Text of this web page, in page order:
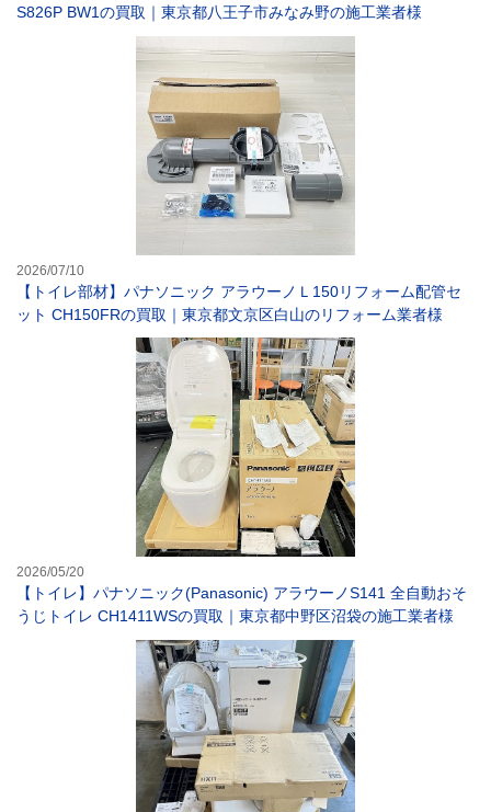
S826P BW1の買取｜東京都八王子市みなみ野の施工業者様
2026/07/10
【トイレ部材】パナソニック アラウーノＬ150リフォーム配管セ
ット CH150FRの買取｜東京都文京区白山のリフォーム業者様
2026/05/20
【トイレ】パナソニック(Panasonic) アラウーノS141 全自動おそ
うじトイレ CH1411WSの買取｜東京都中野区沼袋の施工業者様